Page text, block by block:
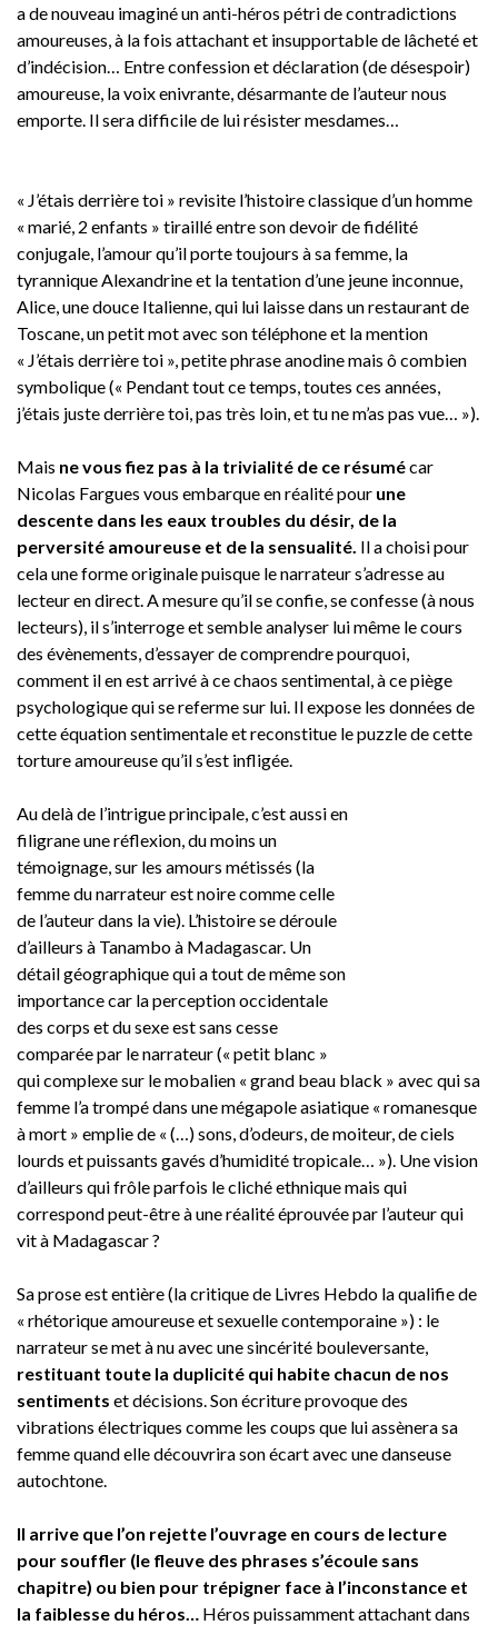
a de nouveau imaginé un anti-héros pétri de contradictions
amoureuses, à la fois attachant et insupportable de lâcheté et
d’indécision… Entre confession et déclaration (de désespoir)
amoureuse, la voix enivrante, désarmante de l’auteur nous
emporte. Il sera difficile de lui résister mesdames…
« J’étais derrière toi » revisite l’histoire classique d’un homme
« marié, 2 enfants » tiraillé entre son devoir de fidélité
conjugale, l’amour qu’il porte toujours à sa femme, la
tyrannique Alexandrine et la tentation d’une jeune inconnue,
Alice, une douce Italienne, qui lui laisse dans un restaurant de
Toscane, un petit mot avec son téléphone et la mention
« J’étais derrière toi », petite phrase anodine mais ô combien
symbolique (« Pendant tout ce temps, toutes ces années,
j’étais juste derrière toi, pas très loin, et tu ne m’as pas vue… »).
Mais ne vous fiez pas à la trivialité de ce résumécar
Nicolas Fargues vous embarque en réalité pour une
descente dans les eaux troubles du désir, de la
perversité amoureuse et de la sensualité. Il a choisi pour
cela une forme originale puisque le narrateur s’adresse au
lecteur en direct. A mesure qu’il se confie, se confesse (à nous
lecteurs), il s’interroge et semble analyser lui même le cours
des évènements, d’essayer de comprendre pourquoi,
comment il en est arrivé à ce chaos sentimental, à ce piège
psychologique qui se referme sur lui. Il expose les données de
cette équation sentimentale et reconstitue le puzzle de cette
torture amoureuse qu’il s’est infligée.
Au delà de l’intrigue principale, c’est aussi en
filigrane une réflexion, du moins un
témoignage, sur les amours métissés (la
femme du narrateur est noire comme celle
de l’auteur dans la vie). L’histoire se déroule
d’ailleurs à Tanambo à Madagascar. Un
détail géographique qui a tout de même son
importance car la perception occidentale
des corps et du sexe est sans cesse
comparée par le narrateur (« petit blanc »
qui complexe sur le mobalien « grand beau black » avec qui sa
femme l’a trompé dans une mégapole asiatique « romanesque
à mort » emplie de « (…) sons, d’odeurs, de moiteur, de ciels
lourds et puissants gavés d’humidité tropicale… »). Une vision
d’ailleurs qui frôle parfois le cliché ethnique mais qui
correspond peut-être à une réalité éprouvée par l’auteur qui
vit à Madagascar ?
Sa prose est entière (la critique de Livres Hebdo la qualifie de
« rhétorique amoureuse et sexuelle contemporaine ») : le
narrateur se met à nu avec une sincérité bouleversante,
restituant toute la duplicité qui habite chacun de nos
sentiments et décisions. Son écriture provoque des
vibrations électriques comme les coups que lui assènera sa
femme quand elle découvrira son écart avec une danseuse
autochtone.
Il arrive que l’on rejette l’ouvrage en cours de lecture
pour souffler (le fleuve des phrases s’écoule sans
chapitre) ou bien pour trépigner face à l’inconstance et
la faiblesse du héros… Héros puissamment attachant dans